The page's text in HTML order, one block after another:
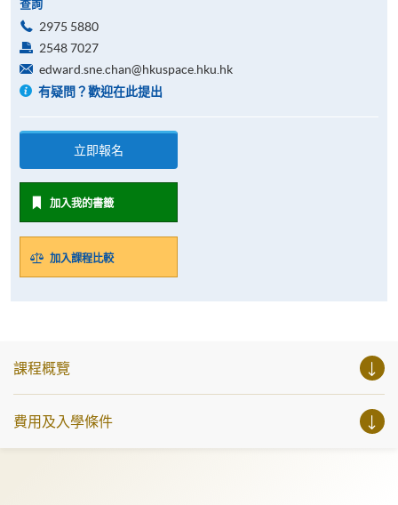
查詢
2975 5880
2548 7027
edward.sne.chan@hkuspace.hku.hk
有疑問？歡迎在此提出
立即報名
加入我的書籤
加入課程比較
課程概覽
費用及入學條件